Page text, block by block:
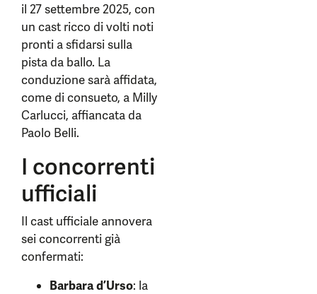
il 27 settembre 2025, con
un cast ricco di volti noti
pronti a sfidarsi sulla
pista da ballo. La
conduzione sarà affidata,
come di consueto, a Milly
Carlucci, affiancata da
Paolo Belli.
I concorrenti
ufficiali
Il cast ufficiale annovera
sei concorrenti già
confermati:
Barbara d’Urso: la